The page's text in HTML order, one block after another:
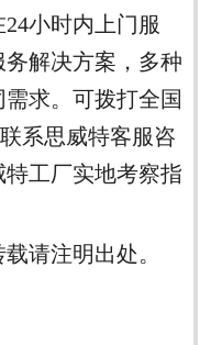
24小时内上门服
解决方案，多种
求。可拨打全国
系思威特客服咨
工厂实地考察指
请注明出处。